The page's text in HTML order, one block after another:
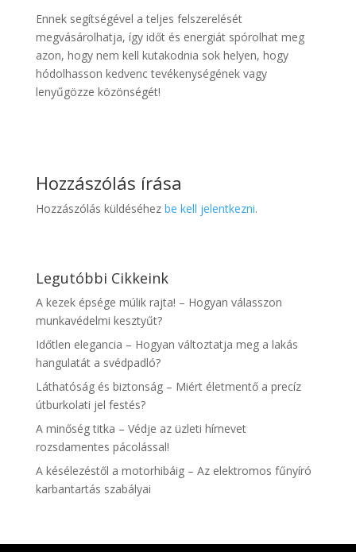
Ennek segítségével a teljes felszerelését
megvásárolhatja, így időt és energiát spórolhat meg
azon, hogy nem kell kutakodnia sok helyen, hogy
hódolhasson kedvenc tevékenységének vagy
lenyűgözze közönségét!
Hozzászólás írása
Hozzászólás küldéséhez be kell jelentkezni.
Legutóbbi Cikkeink
A kezek épsége múlik rajta! – Hogyan válasszon
munkavédelmi kesztyűt?
Időtlen elegancia – Hogyan változtatja meg a lakás
hangulatát a svédpadló?
Láthatóság és biztonság – Miért életmentő a precíz
útburkolati jel festés?
A minőség titka – Védje az üzleti hírnevet
rozsdamentes pácolással!
A késélezéstől a motorhibáig – Az elektromos fűnyíró
karbantartás szabályai